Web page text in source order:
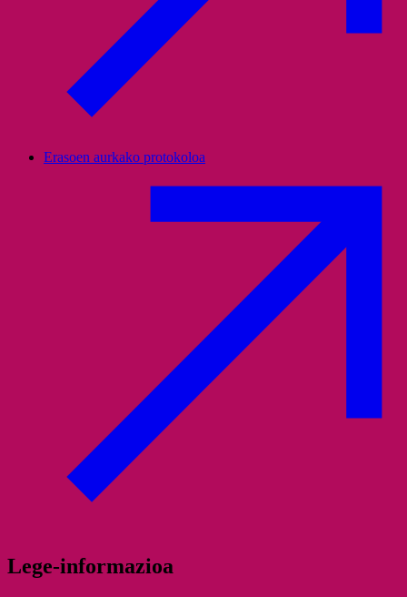
Erasoen aurkako protokoloa
Lege-informazioa